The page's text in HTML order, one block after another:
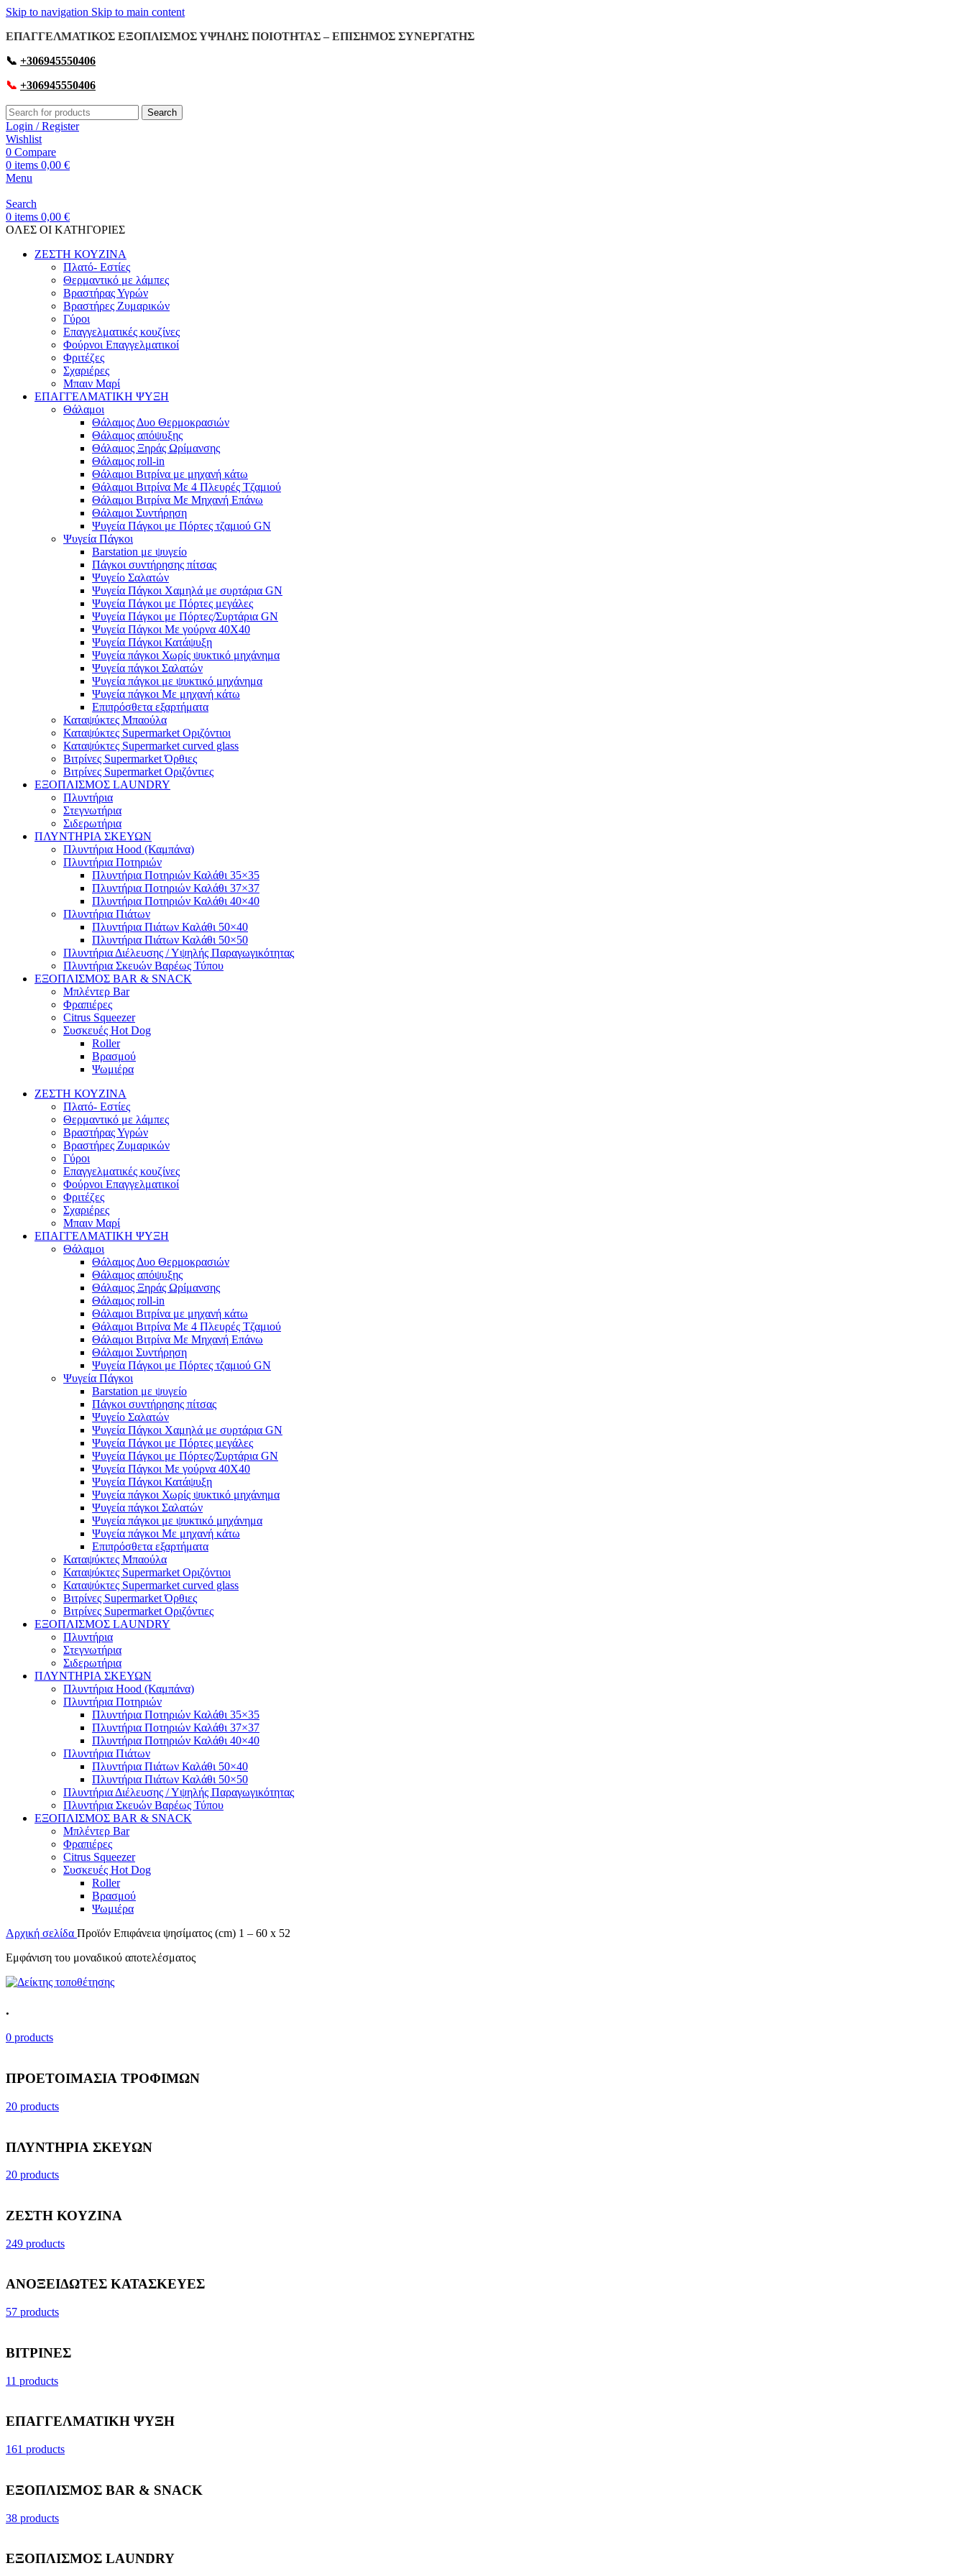
Skip to navigation Skip to main content
ΕΠΑΓΓΕΛΜΑΤΙΚΟΣ ΕΞΟΠΛΙΣΜΟΣ ΥΨΗΛΗΣ ΠΟΙΟΤΗΤΑΣ – ΕΠΙΣΗΜΟΣ ΣΥΝΕΡΓΑΤΗΣ
📞 +306945550406
📞 +306945550406
Search
Login / Register
Wishlist
0 Compare
0 items 0,00 €
Menu
Search
0 items 0,00 €
OΛΕΣ ΟΙ ΚΑΤΗΓΟΡΙΕΣ
ΖΕΣΤΗ ΚΟΥΖΙΝΑ
Πλατό- Εστίες
Θερμαντικό με λάμπες
Βραστήρας Υγρών
Βραστήρες Ζυμαρικών
Γύροι
Επαγγελματικές κουζίνες
Φούρνοι Επαγγελματικοί
Φριτέζες
Σχαριέρες
Μπαιν Μαρί
ΕΠΑΓΓΕΛΜΑΤΙΚΗ ΨΥΞΗ
Θάλαμοι
Θάλαμος Δυο Θερμοκρασιών
Θάλαμος απόψυξης
Θάλαμος Ξηράς Ωρίμανσης
Θάλαμος roll-in
Θάλαμοι Βιτρίνα με μηχανή κάτω
Θάλαμοι Βιτρίνα Με 4 Πλευρές Τζαμιού
Θάλαμοι Βιτρίνα Με Μηχανή Επάνω
Θάλαμοι Συντήρηση
Ψυγεία Πάγκοι με Πόρτες τζαμιού GN
Ψυγεία Πάγκοι
Barstation με ψυγείο
Πάγκοι συντήρησης πίτσας
Ψυγείο Σαλατών
Ψυγεία Πάγκοι Χαμηλά με συρτάρια GN
Ψυγεία Πάγκοι με Πόρτες μεγάλες
Ψυγεία Πάγκοι με Πόρτες/Συρτάρια GN
Ψυγεία Πάγκοι Με γούρνα 40Χ40
Ψυγεία Πάγκοι Κατάψυξη
Ψυγεία πάγκοι Χωρίς ψυκτικό μηχάνημα
Ψυγεία πάγκοι Σαλατών
Ψυγεία πάγκοι με ψυκτικό μηχάνημα
Ψυγεία πάγκοι Με μηχανή κάτω
Επιπρόσθετα εξαρτήματα
Καταψύκτες Μπαούλα
Καταψύκτες Supermarket Οριζόντιοι
Καταψύκτες Supermarket curved glass
Βιτρίνες Supermarket Όρθιες
Βιτρίνες Supermarket Οριζόντιες
ΕΞΟΠΛΙΣΜΟΣ LAUNDRY
Πλυντήρια
Στεγνωτήρια
Σιδερωτήρια
ΠΛΥΝΤΗΡΙΑ ΣΚΕΥΩΝ
Πλυντήρια Hood (Καμπάνα)
Πλυντήρια Ποτηριών
Πλυντήρια Ποτηριών Καλάθι 35×35
Πλυντήρια Ποτηριών Καλάθι 37×37
Πλυντήρια Ποτηριών Καλάθι 40×40
Πλυντήρια Πιάτων
Πλυντήρια Πιάτων Καλάθι 50×40
Πλυντήρια Πιάτων Καλάθι 50×50
Πλυντήρια Διέλευσης / Υψηλής Παραγωγικότητας
Πλυντήρια Σκευών Βαρέως Τύπου
ΕΞΟΠΛΙΣΜΟΣ BAR & SNACK
Μπλέντερ Bar
Φραπιέρες
Citrus Squeezer
Συσκευές Hot Dog
Roller
Βρασμού
Ψωμιέρα
ΖΕΣΤΗ ΚΟΥΖΙΝΑ
Πλατό- Εστίες
Θερμαντικό με λάμπες
Βραστήρας Υγρών
Βραστήρες Ζυμαρικών
Γύροι
Επαγγελματικές κουζίνες
Φούρνοι Επαγγελματικοί
Φριτέζες
Σχαριέρες
Μπαιν Μαρί
ΕΠΑΓΓΕΛΜΑΤΙΚΗ ΨΥΞΗ
Θάλαμοι
Θάλαμος Δυο Θερμοκρασιών
Θάλαμος απόψυξης
Θάλαμος Ξηράς Ωρίμανσης
Θάλαμος roll-in
Θάλαμοι Βιτρίνα με μηχανή κάτω
Θάλαμοι Βιτρίνα Με 4 Πλευρές Τζαμιού
Θάλαμοι Βιτρίνα Με Μηχανή Επάνω
Θάλαμοι Συντήρηση
Ψυγεία Πάγκοι με Πόρτες τζαμιού GN
Ψυγεία Πάγκοι
Barstation με ψυγείο
Πάγκοι συντήρησης πίτσας
Ψυγείο Σαλατών
Ψυγεία Πάγκοι Χαμηλά με συρτάρια GN
Ψυγεία Πάγκοι με Πόρτες μεγάλες
Ψυγεία Πάγκοι με Πόρτες/Συρτάρια GN
Ψυγεία Πάγκοι Με γούρνα 40Χ40
Ψυγεία Πάγκοι Κατάψυξη
Ψυγεία πάγκοι Χωρίς ψυκτικό μηχάνημα
Ψυγεία πάγκοι Σαλατών
Ψυγεία πάγκοι με ψυκτικό μηχάνημα
Ψυγεία πάγκοι Με μηχανή κάτω
Επιπρόσθετα εξαρτήματα
Καταψύκτες Μπαούλα
Καταψύκτες Supermarket Οριζόντιοι
Καταψύκτες Supermarket curved glass
Βιτρίνες Supermarket Όρθιες
Βιτρίνες Supermarket Οριζόντιες
ΕΞΟΠΛΙΣΜΟΣ LAUNDRY
Πλυντήρια
Στεγνωτήρια
Σιδερωτήρια
ΠΛΥΝΤΗΡΙΑ ΣΚΕΥΩΝ
Πλυντήρια Hood (Καμπάνα)
Πλυντήρια Ποτηριών
Πλυντήρια Ποτηριών Καλάθι 35×35
Πλυντήρια Ποτηριών Καλάθι 37×37
Πλυντήρια Ποτηριών Καλάθι 40×40
Πλυντήρια Πιάτων
Πλυντήρια Πιάτων Καλάθι 50×40
Πλυντήρια Πιάτων Καλάθι 50×50
Πλυντήρια Διέλευσης / Υψηλής Παραγωγικότητας
Πλυντήρια Σκευών Βαρέως Τύπου
ΕΞΟΠΛΙΣΜΟΣ BAR & SNACK
Μπλέντερ Bar
Φραπιέρες
Citrus Squeezer
Συσκευές Hot Dog
Roller
Βρασμού
Ψωμιέρα
Αρχική σελίδα Προϊόν Επιφάνεια ψησίματος (cm) 1 – 60 x 52
Εμφάνιση του μοναδικού αποτελέσματος
.
0 products
ΠΡΟΕΤΟΙΜΑΣΙΑ ΤΡΟΦΙΜΩΝ
20 products
ΠΛΥΝΤΗΡΙΑ ΣΚΕΥΩΝ
20 products
ΖΕΣΤΗ ΚΟΥΖΙΝΑ
249 products
ΑΝΟΞΕΙΔΩΤΕΣ ΚΑΤΑΣΚΕΥΕΣ
57 products
ΒΙΤΡΙΝΕΣ
11 products
ΕΠΑΓΓΕΛΜΑΤΙΚΗ ΨΥΞΗ
161 products
ΕΞΟΠΛΙΣΜΟΣ BAR & SNACK
38 products
ΕΞΟΠΛΙΣΜΟΣ LAUNDRY